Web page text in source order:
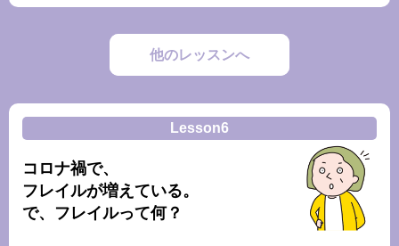
他のレッスンへ
Lesson6
コロナ禍で、
フレイルが増えている。
で、フレイルって何？